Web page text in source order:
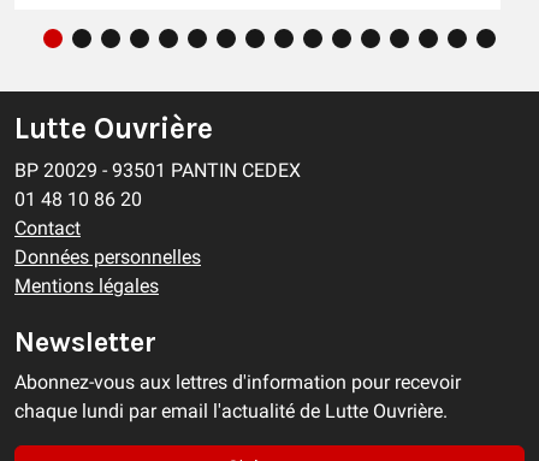
Lutte Ouvrière
BP 20029 - 93501 PANTIN CEDEX
01 48 10 86 20
Contact
Données personnelles
Mentions légales
Newsletter
Abonnez-vous aux lettres d'information pour recevoir
chaque lundi par email l'actualité de Lutte Ouvrière.